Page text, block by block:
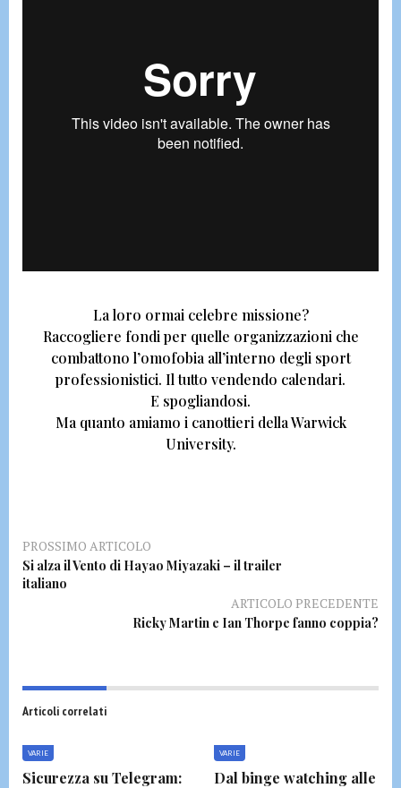
La loro ormai celebre missione?
Raccogliere fondi per quelle organizzazioni che
combattono l’omofobia all’interno degli sport
professionistici. Il tutto vendendo calendari.
E spogliandosi.
Ma quanto amiamo i canottieri dellaWarwick
University.
PROSSIMO ARTICOLO
Si alza il Vento di Hayao Miyazaki – il trailer
italiano
ARTICOLO PRECEDENTE
Ricky Martin e Ian Thorpe fanno coppia?
Articoli correlati
VARIE
Sicurezza su Telegram:
VARIE
Dal binge watching alle